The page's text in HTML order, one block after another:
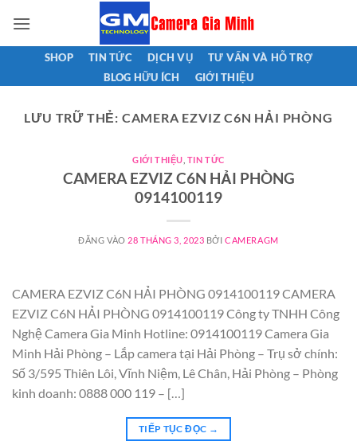
qua
nội
SHOP TIN TỨC DỊCH VỤ
TƯ VẤN VÀ HỖ TRỢ
BLOG HỮU ÍCH
GIỚI THIỆU
LƯU TRỮ THẺ: CAMERA EZVIZ C6N HẢI PHÒNG
GIỚI THIỆU TIN TỨC
CAMERA EZVIZ C6N HẢI PHÒNG
0914100119
ĐĂNG VÀO 28 THÁNG 3, 2023 BỞICAMERAGM
CAMERA EZVIZ C6N HẢI PHÒNG 0914100119 CAMERA
EZVIZ C6N HẢI PHÒNG 0914100119 Công ty TNHH Công
Nghệ Camera Gia Minh Hotline: 0914100119 Camera Gia
Minh Hải Phòng – Lắp camera tại Hải Phòng – Trụ sở chính:
Số 3/595 Thiên Lôi, Vĩnh Niệm, Lê Chân, Hải Phòng – Phòng
kinh doanh: 0888 000 119 – […]
TIẾP TỤC ĐỌC →